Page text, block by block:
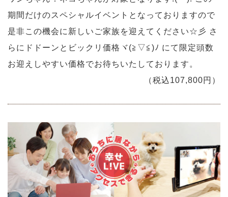
期間だけのスペシャルイベントとなっておりますので
是非この機会に新しいご家族を迎えてください☆彡 さ
らにドドーンとビックリ価格ヾ(≧▽≦)ﾉ にて限定頭数
お迎えしやすい価格でお待ちいたしております。
（税込107,800円）